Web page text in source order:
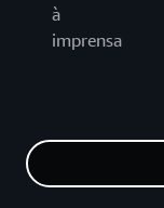
à
imprensa